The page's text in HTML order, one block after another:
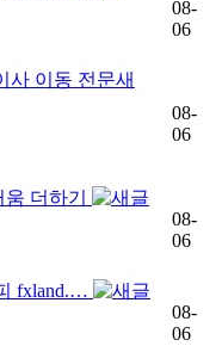
08-
06
사 이동 전문새
08-
06
더하기
08-
06
fxland.…
08-
06